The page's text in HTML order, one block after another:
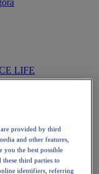
LIFE
provided by third
and other features,
you the best possible
these third parties to
identifiers, referring